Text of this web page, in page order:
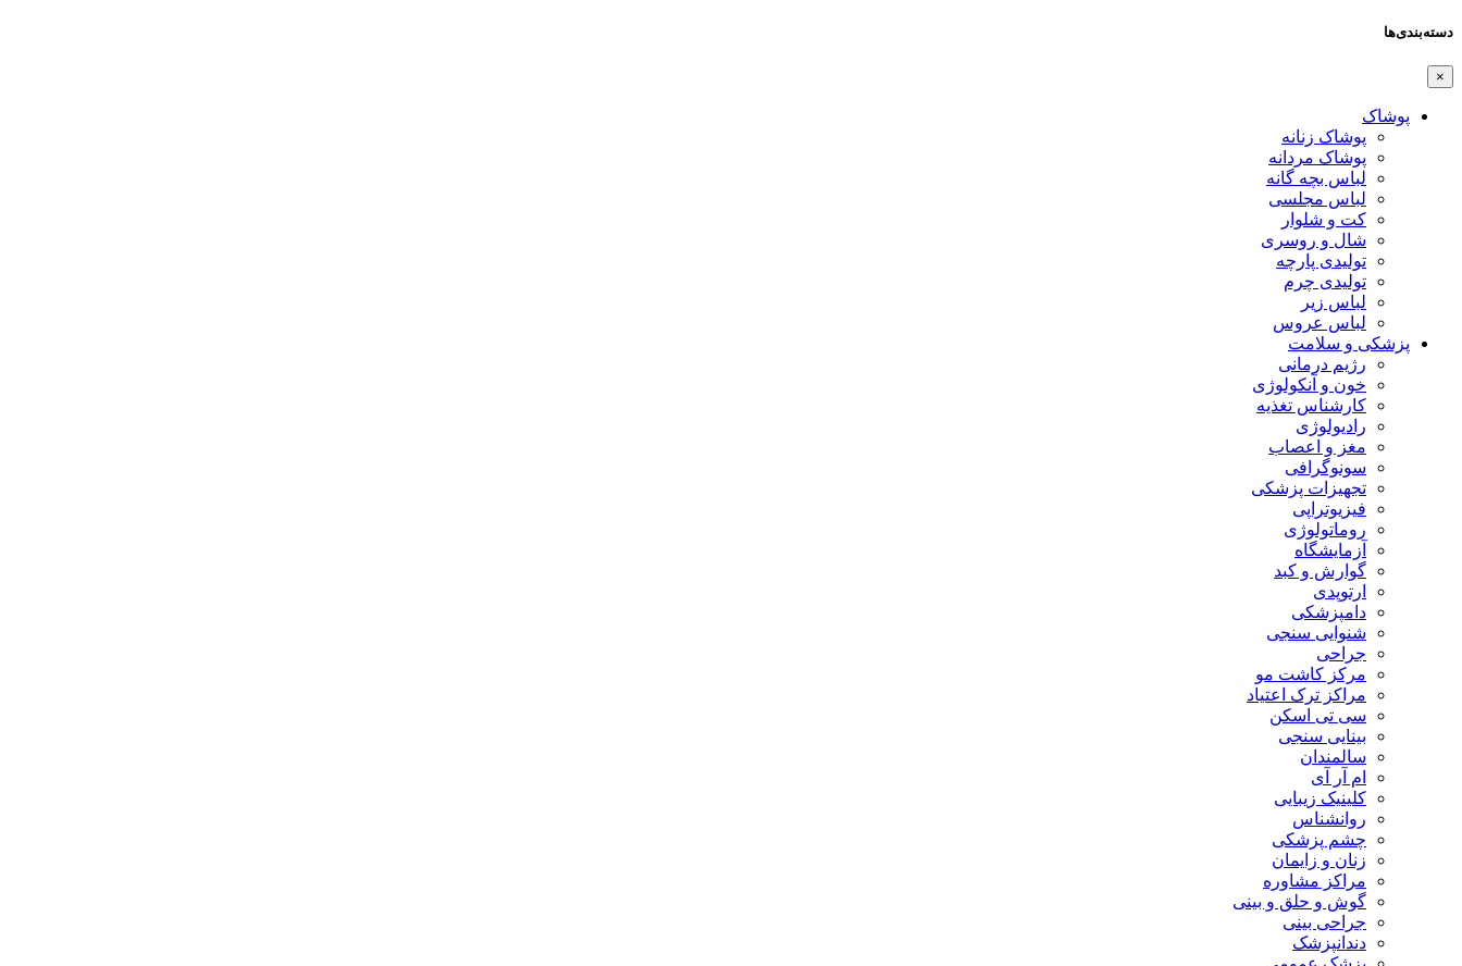
دسته‌بندی‌ها
×
پوشاک
پوشاک زنانه
پوشاک مردانه
لباس بچه گانه
لباس مجلسی
کت و شلوار
شال و روسری
تولیدی پارچه
تولیدی چرم
لباس زیر
لباس عروس
پزشکی و سلامت
رژیم درمانی
خون و آنکولوژی
کارشناس تغذیه
رادیولوژی
مغز و اعصاب
سونوگرافی
تجهیزات پزشکی
فیزیوتراپی
روماتولوژی
آزمایشگاه
گوارش و کبد
ارتوپدی
دامپزشکی
شنوایی سنجی
جراحی
مرکز کاشت مو
مراکز ترک اعتیاد
سی تی اسکن
بینایی سنجی
سالمندان
ام آر آی
کلینیک زیبایی
روانشناس
چشم پزشکی
زنان و زایمان
مراکز مشاوره
گوش و حلق و بینی
جراحی بینی
دندانپزشک